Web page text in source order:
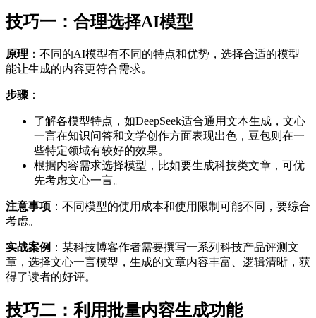
技巧一：合理选择AI模型
原理 ：不同的AI模型有不同的特点和优势，选择合适的模型
能让生成的内容更符合需求。
步骤 ：
了解各模型特点，如DeepSeek适合通用文本生成，文心
一言在知识问答和文学创作方面表现出色，豆包则在一
些特定领域有较好的效果。
根据内容需求选择模型，比如要生成科技类文章，可优
先考虑文心一言。
注意事项 ：不同模型的使用成本和使用限制可能不同，要综合
考虑。
实战案例 ：某科技博客作者需要撰写一系列科技产品评测文
章，选择文心一言模型，生成的文章内容丰富、逻辑清晰，获
得了读者的好评。
技巧二：利用批量内容生成功能